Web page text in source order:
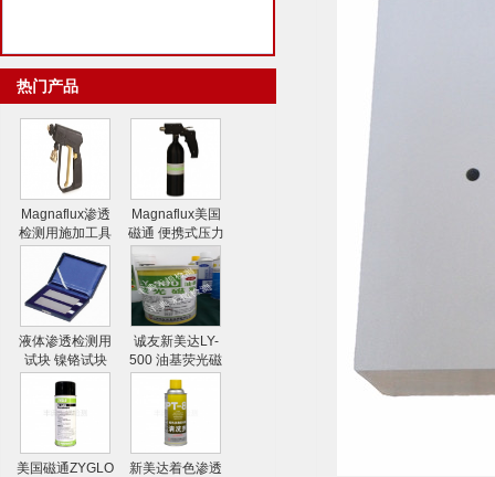
热门产品
Magnaflux渗透
检测用施加工具
水喷枪
Magnaflux美国
磁通 便携式压力
喷射器
液体渗透检测用
试块 镍铬试块
诚友新美达LY-
500 油基荧光磁
粉
美国磁通ZYGLO
新美达着色渗透